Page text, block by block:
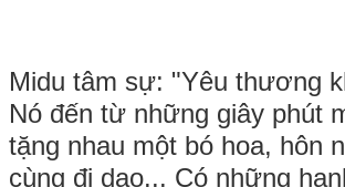
Midu tâm sự: "Yêu thương
Nó đến từ những giây phút
tặng nhau một bó hoa, hôn
cùng đi dạo... Có những